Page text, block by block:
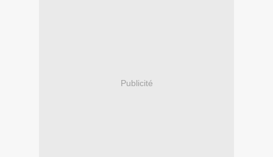
Publicité